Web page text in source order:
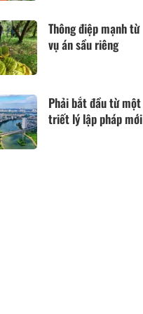
Thông điệp mạnh từ
vụ án sầu riêng
Phải bắt đầu từ một
triết lý lập pháp mới